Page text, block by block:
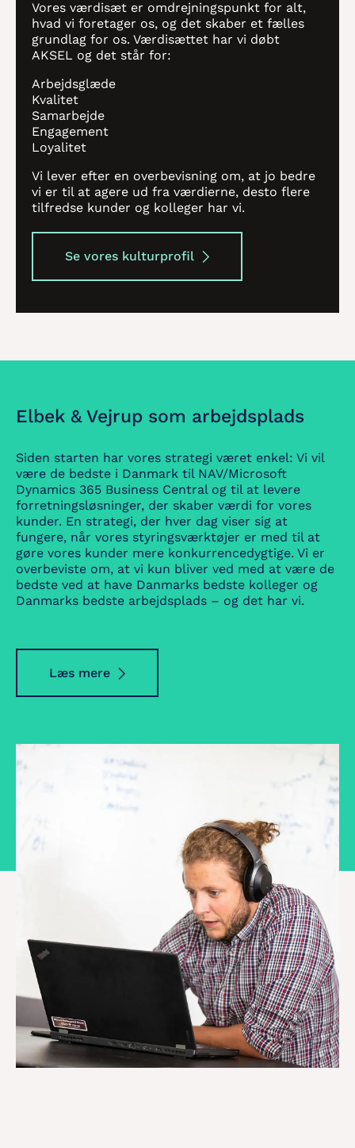
Vores værdisæt er omdrejningspunkt for alt,
hvad vi foretager os, og det skaber et fælles
grundlag for os. Værdisættet har vi døbt
AKSEL og det står for:
Arbejdsglæde
Kvalitet
Samarbejde
Engagement
Loyalitet
Vi lever efter en overbevisning om, at jo bedre
vi er til at agere ud fra værdierne, desto flere
tilfredse kunder og kolleger har vi.
Se vores kulturprofil
Elbek & Vejrup som arbejdsplads
Siden starten har vores strategi været enkel: Vi vil
være de bedste i Danmark til NAV/Microsoft
Dynamics 365 Business Central og til at levere
forret­ningsløsninger, der skaber værdi for vores
kunder. En strategi, der hver dag viser sig at
fungere, når vores styringsværktøjer er med til at
gøre vores kunder mere konkurrencedygtige. Vi er
overbeviste om, at vi kun bli­ver ved med at være de
bedste ved at have Danmarks bedste kolleger og
Danmarks bedste arbejdsplads – og det har vi.
Læs mere